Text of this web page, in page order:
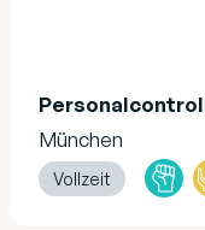
München
Vollzeit